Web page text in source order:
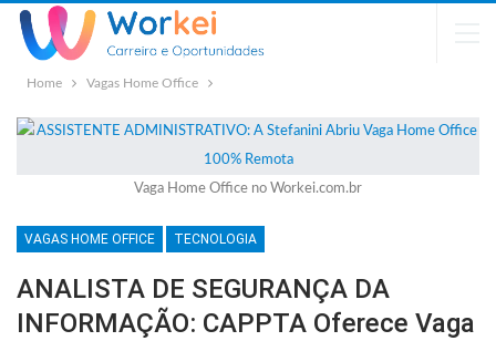
Home Vagas Home Office
Vaga Home Office no Workei.com.br
VAGAS HOME OFFICE TECNOLOGIA
ANALISTA DE SEGURANÇA DA
INFORMAÇÃO: CAPPTA Oferece Vaga